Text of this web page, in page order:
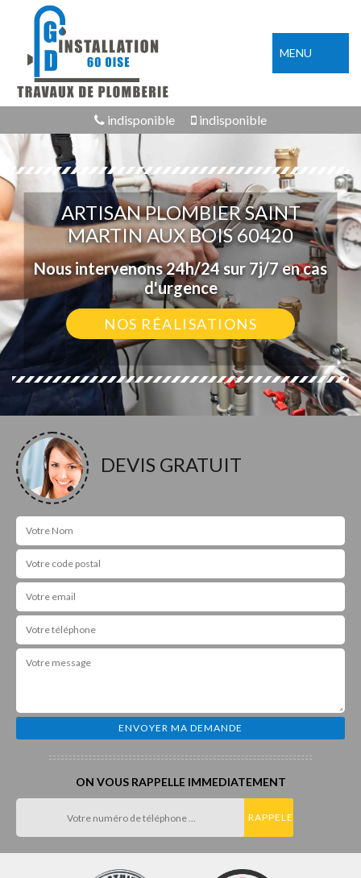
MENU
indisponible indisponible
ARTISAN PLOMBIER SAINT
MARTIN AUX BOIS 60420
Nous intervenons 24h/24 sur 7j/7 en cas
d'urgence
NOS RÉALISATIONS
DEVIS GRATUIT
ON VOUS RAPPELLE IMMEDIATEMENT